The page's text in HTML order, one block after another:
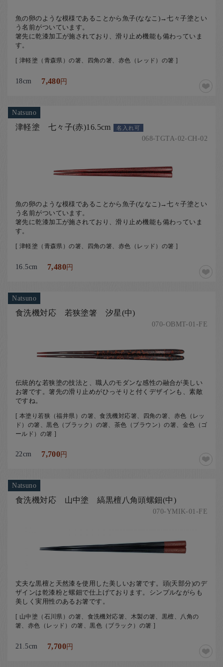
魚の卵のような模様であることから魚子(ななこ)→七々子塗とい
う名前がついています。
箸先に乾漆加工が施されており、滑り止め機能も備わっていま
す。
[ 津軽塗（青森県）の箸、四角の箸、赤色（レッド）の箸 ]
18cm 7,480円
Natsuno
津軽塗 七々子(赤)16.5cm 名入れ可
068-TGTA-02-CH-02
魚の卵のような模様であることから魚子(ななこ)→七々子塗とい
う名前がついています。
箸先に乾漆加工が施されており、滑り止め機能も備わっていま
す。
[ 津軽塗（青森県）の箸、四角の箸、赤色（レッド）の箸 ]
16.5cm 7,480円
Natsuno
食洗機対応 若狭塗箸 汐星(中)
070-OBMT-01-FE
伝統的な若狭塗の技法と、職人のモダンな感性の融合が美しい
お箸です。箸先の滑り止めがひっそりと付くデザインも、素敵
ですね。
[ 本塗り若狭（福井県）の箸、食洗機対応箸、四角の箸、赤色（レッ
ド）の箸、黒色（ブラック）の箸、茶色（ブラウン）の箸、金色（ゴ
ールド）の箸 ]
22cm 7,700円
Natsuno
食洗機対応 山中塗 縞黒檀八角頭螺鈿(中)
070-YMIK-01-FE
丈夫な黒檀と天然漆を使用した美しいお箸です。頭(天部分)のデ
ザインは乾漆粉と螺鈿で仕上げております。シンプルながらも
美しく実用性のあるお箸です。
[ 山中塗（石川県）の箸、食洗機対応箸、木製の箸、黒檀、八角の
箸、赤色（レッド）の箸、黒色（ブラック）の箸 ]
21.5cm 7,700円